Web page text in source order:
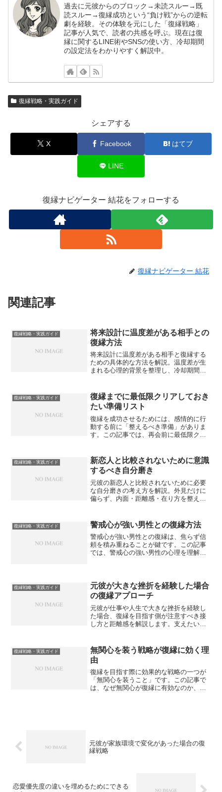
過去に元彼からのブロック→未読スルー→既
読スルー→復縁成功という“負け戦”からの逆転
劇を経験。その体験を元にした「復縁戦略」
記事が人気で、読者の共感を呼ぶ。現在は復
縁に関するLINE術やSNSの使い方、冷却期間
の設定法をわかりやすく解説中。
復縁戦略・実践ガイド
シェアする
X Facebook はてブ
LINE
復縁ナビゲーター 結花をフォローする
復縁ナビゲーター 結花
関連記事
復縁戦略・実践ガイド
将来設計に温度差がある相手との
復縁方法
将来設計に温度差がある相手と復縁する
ための具体的な方法を解説。温度差が生
まれる心理的背景を整理し、冷却期間の
復縁戦略・実践ガイド
復縁までに最低限クリアしておき
たい準備リスト
復縁を成功させるためには、感情的に行
動する前に「整えるべき準備」がありま
す。この記事では、再会前に最低限クリ
践的なポイントを解説します。
復縁戦略・実践ガイド
新恋人と比較されないために意識
するべき自分磨き
元彼の新恋人と比較されないために必要
な自分磨きの考え方を解説。外見だけに
偏らず、内面・距離感・在り方を整える
復縁戦略・実践ガイド 警戒心が強い男性との復縁方法
警戒心が強い男性との復縁は、焦らず信
頼を積み重ねることが鍵です。この記事
では、警戒心の強い男性の心理を理解し
復縁戦略・実践ガイド
元彼が大きな挫折を経験した場合
の復縁アプローチ
元彼が仕事や人生で大きな挫折を経験し
た場合、復縁を目指す側が注意すべき接
し方と距離感を解説します。支えたい気
針を紹介します。
復縁戦略・実践ガイド
無関心を装う戦略が復縁に効く理
由
復縁を目指す際に効果的な戦略の一つが
「無関心を装うこと」です。この記事で
は、なぜ無関心が復縁に有効なのか、そ
元彼が家族環境で変化があった場合の復
縁戦略
恋愛優先度の違いを埋めるためにできる